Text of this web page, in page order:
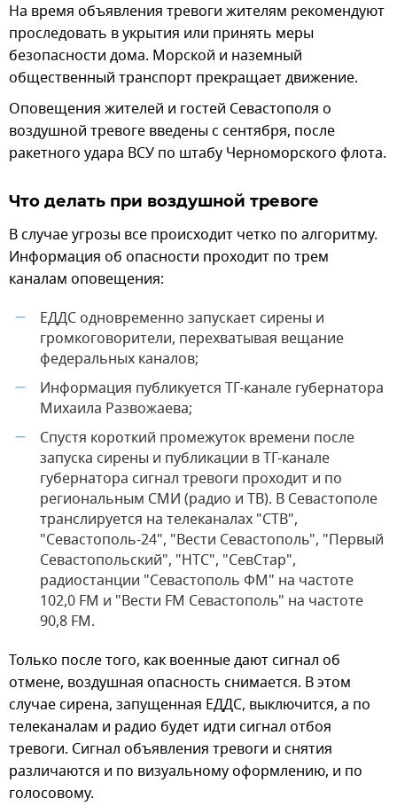
На время объявления тревоги жителям рекомендуют
проследовать в укрытия или принять меры
безопасности дома. Морской и наземный
общественный транспорт прекращает движение.
Оповещения жителей и гостей Севастополя о
воздушной тревоге введены с сентября, после
ракетного удара ВСУ по штабу Черноморского флота.
Что делать при воздушной тревоге
В случае угрозы все происходит четко по алгоритму.
Информация об опасности проходит по трем
каналам оповещения:
—
ЕДДС одновременно запускает сирены и
громкоговорители, перехватывая вещание
федеральных каналов;
—
Информация публикуется ТГ-канале губернатора
Михаила Развожаева;
—
Спустя короткий промежуток времени после
запуска сирены и публикации в ТГ-канале
губернатора сигнал тревоги проходит и по
региональным СМИ (радио и ТВ). В Севастополе
транслируется на телеканалах "СТВ",
"Севастополь-24", "Вести Севастополь", "Первый
Севастопольский", "НТС", "СевСтар",
радиостанции "Севастополь ФМ" на частоте
102,0 FM и "Вести FM Севастополь" на частоте
90,8 FM.
Только после того, как военные дают сигнал об
отмене, воздушная опасность снимается. В этом
случае сирена, запущенная ЕДДС, выключится, а по
телеканалам и радио будет идти сигнал отбоя
тревоги. Сигнал объявления тревоги и снятия
различаются и по визуальному оформлению, и по
голосовому.